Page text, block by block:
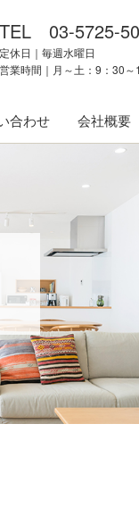
TEL 03-5725-
定休日｜毎週水曜日
営業時間｜月～土：9：30
合わせ 会社概要